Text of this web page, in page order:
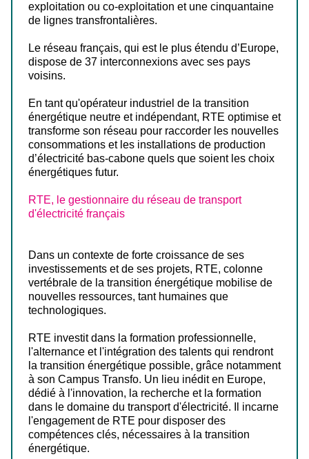
exploitation ou co-exploitation et une cinquantaine
de lignes transfrontalières.
Le réseau français, qui est le plus étendu d’Europe,
dispose de 37 interconnexions avec ses pays
voisins.
En tant qu'opérateur industriel de la transition
énergétique neutre et indépendant, RTE optimise et
transforme son réseau pour raccorder les nouvelles
consommations et les installations de production
d’électricité bas-cabone quels que soient les choix
énergétiques futur.
RTE, le gestionnaire du réseau de transport
d'électricité français
Dans un contexte de forte croissance de ses
investissements et de ses projets, RTE, colonne
vertébrale de la transition énergétique mobilise de
nouvelles ressources, tant humaines que
technologiques.
RTE investit dans la formation professionnelle,
l'alternance et l'intégration des talents qui rendront
la transition énergétique possible, grâce notamment
à son Campus Transfo. Un lieu inédit en Europe,
dédié à l'innovation, la recherche et la formation
dans le domaine du transport d'électricité. Il incarne
l'engagement de RTE pour disposer des
compétences clés, nécessaires à la transition
énergétique.